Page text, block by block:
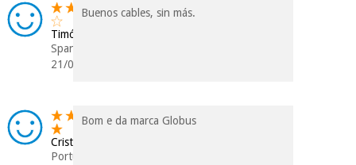
Timón
Spanien
21/07/2026
Buenos cables, sin más.
Cristina
Portugal
Bom e da marca Globus